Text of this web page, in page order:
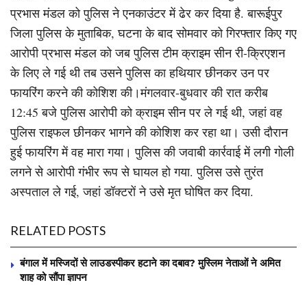
प्रभास मंडल को पुलिस ने एनकाउंटर में ढेर कर दिया है. बारूईपुर
जिला पुलिस के मुताबिक, घटना के बाद सोमवार को गिरफ्तार किए गए
आरोपी प्रभास मंडल को जब पुलिस टीम क्राइम सीन री-क्रिएशन
के लिए ले गई थी तब उसने पुलिस का हथियार छीनकर उन पर
फायरिंग करने की कोशिश की।मंगलवार-बुधवार की रात करीब
12:45 बजे पुलिस आरोपी को क्राइम सीन पर ले गई थी, जहां वह
पुलिस राइफल छीनकर भागने की कोशिश कर रहा था। उसी दौरान
हुई फायरिंग में वह मारा गया। पुलिस की जवाबी कार्रवाई में लगी गोली
लगने से आरोपी गंभीर रूप से घायल हो गया. पुलिस उसे तुरंत
अस्पताल ले गई, जहां डॉक्टरों ने उसे मृत घोषित कर दिया.
RELATED POSTS
बंगाल में मस्जिदों से लाउडस्पीकर हटाने का दबाव? मुस्लिम नेताओं ने अमित
शाह को सौंपा ज्ञापन